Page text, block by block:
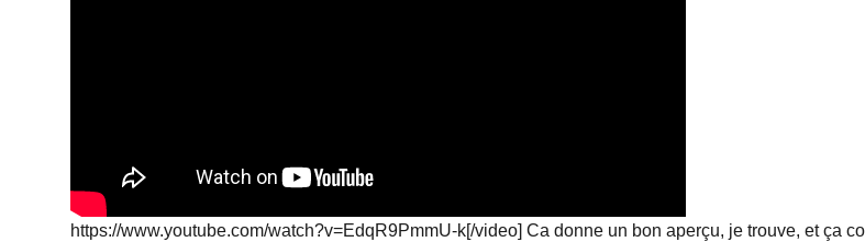
https://www.youtube.com/watch?v=EdqR9PmmU-k[/video] Ca donne un bon aperçu, je trouve, et ça